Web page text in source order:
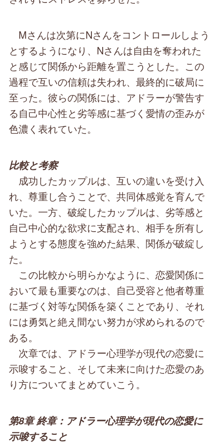
Mさんは次第にNさんをコントロールしよう
とするようになり、Nさんは自由を奪われた
と感じて関係から距離を置こうとした。この
過程で互いの信頼は失われ、最終的に破局に
至った。彼らの関係には、アドラーが警告す
る自己中心性と劣等感に基づく愛情の歪みが
色濃く表れていた。
比較と考察
成功したカップルは、互いの違いを受け入
れ、尊重し合うことで、共同体感覚を育んで
いた。一方、破綻したカップルは、劣等感と
自己中心的な欲求に支配され、相手を所有し
ようとする態度を強めた結果、関係が破綻し
た。
この比較から明らかなように、恋愛関係に
おいて最も重要なのは、自己受容と他者尊重
に基づく対等な関係を築くことであり、それ
には勇気と絶え間ない努力が求められるので
ある。
次章では、アドラー心理学が現代の恋愛に
示唆すること、そして未来に向けた恋愛のあ
り方についてまとめていこう。
第8章 終章：アドラー心理学が現代の恋愛に
示唆すること